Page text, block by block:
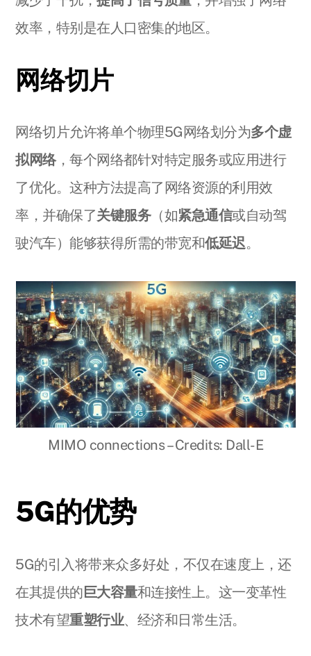
效率，特别是在人口密集的地区。
网络切片
网络切片允许将单个物理5G网络划分为多个虚
拟网络，每个网络都针对特定服务或应用进行
了优化。这种方法提高了网络资源的利用效
率，并确保了关键服务（如紧急通信或自动驾
驶汽车）能够获得所需的带宽和低延迟。
MIMO connections – Credits: Dall-E
5G的优势
5G的引入将带来众多好处，不仅在速度上，还
在其提供的 巨大容量和连接性上。这一变革性
技术有望重塑行业、经济和日常生活。